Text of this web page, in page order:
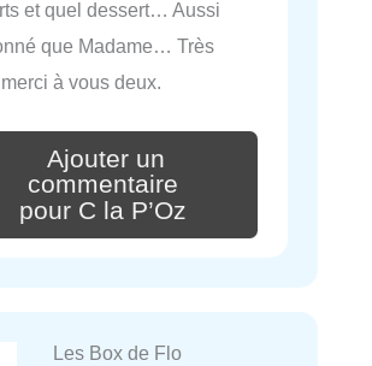
et quel dessert… Aussi
que Madame… Très
à vous deux.
Ajouter un
commentaire
pour C la P’Oz
Les Box de Flo